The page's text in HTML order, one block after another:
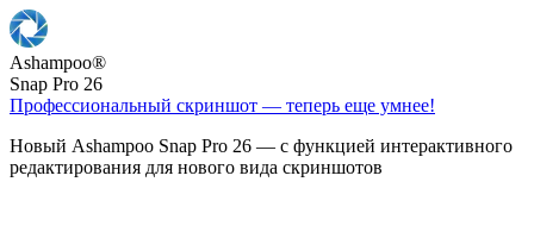
Ashampoo®
Snap Pro 26
Профессиональный скриншот — теперь еще умнее!
Новый Ashampoo Snap Pro 26 — с функцией интерактивного
редактирования для нового вида скриншотов